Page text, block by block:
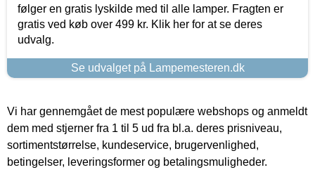
følger en gratis lyskilde med til alle lamper. Fragten er
gratis ved køb over 499 kr. Klik her for at se deres
udvalg.
Se udvalget på Lampemesteren.dk
Vi har gennemgået de mest populære webshops og anmeldt
dem med stjerner fra 1 til 5 ud fra bl.a. deres prisniveau,
sortimentstørrelse, kundeservice, brugervenlighed,
betingelser, leveringsformer og betalingsmuligheder.